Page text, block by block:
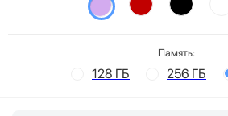
Память:
128 ГБ 256 ГБ